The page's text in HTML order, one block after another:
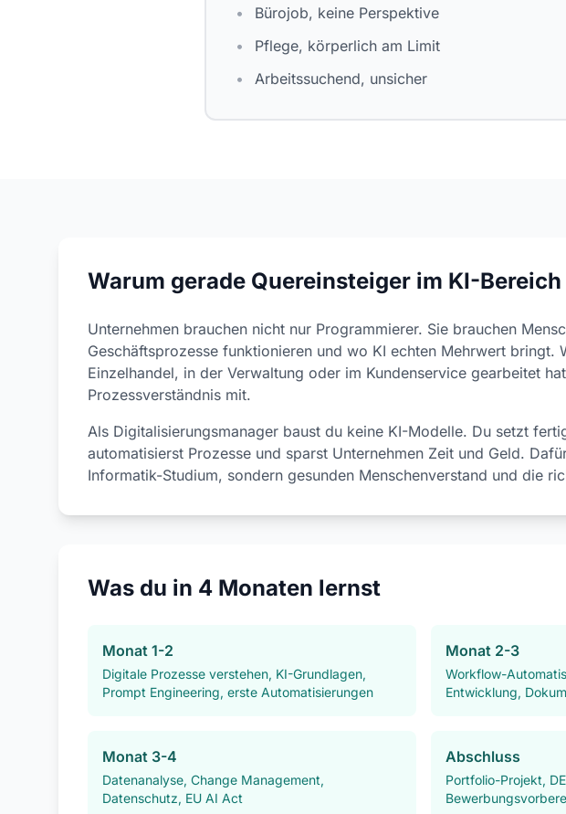
•
Bürojob, keine Perspektive
•
Pflege, körperlich am Limit
•
Arbeitssuchend, unsicher
Warum gerade Quereinsteiger im KI-
Unternehmen brauchen nicht nur Programmierer. Sie brauchen
Geschäftsprozesse funktionieren und wo KI echten Mehrwert bringt.
Einzelhandel, in der Verwaltung oder im Kundenservice gearbeitet
Prozessverständnis mit.
Als Digitalisierungsmanager baust du keine KI-Modelle. Du setzt
automatisierst Prozesse und sparst Unternehmen Zeit und Geld.
Informatik-Studium, sondern gesunden Menschenverstand und die
Was du in 4 Monaten lernst
Monat 1-2
Digitale Prozesse verstehen, KI-Grundlagen,
Prompt Engineering, erste Automatisierungen
Monat 2-3
Workflow-
Entwicklung,
Monat 3-4
Datenanalyse, Change Management,
Datenschutz, EU AI Act
Abschluss
Portfolio-Projekt,